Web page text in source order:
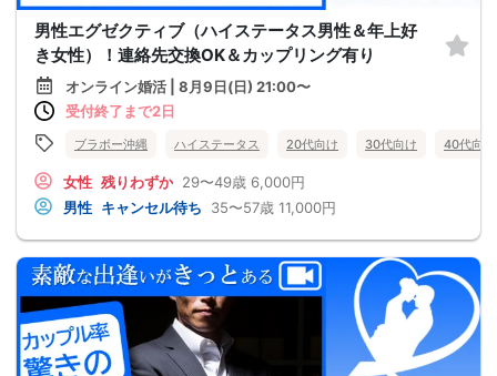
男性エグゼクティブ（ハイステータス男性＆年上好
き女性）！連絡先交換OK＆カップリング有り
オンライン婚活 | 8月9日(日) 21:00〜
受付終了まで2日
ブラボー沖縄 ハイステータス 20代向け 30代向け 40代向け
女性 残りわずか 29〜49歳 6,000円
男性 キャンセル待ち 35〜57歳 11,000円